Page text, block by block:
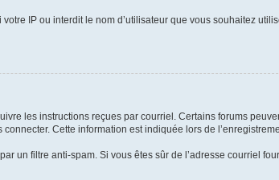
IP ou interdit le nom d’utilisateur que vous souhaitez
les instructions reçues par courriel. Certains forums
Cette information est indiquée lors de
un filtre anti-spam. Si vous êtes sûr de l’adresse courriel